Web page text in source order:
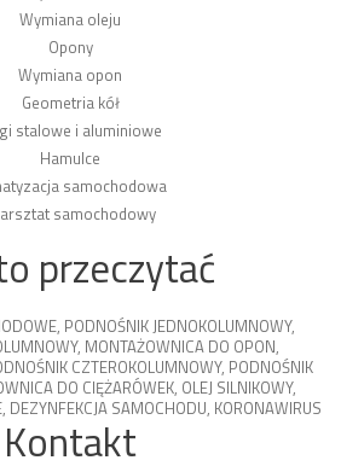
Wymiana oleju
Opony
Wymiana opon
Geometria kół
stalowe i aluminiowe
Hamulce
samochodowa
samochodowy
przeczytać
, PODNOŚNIK JEDNOKOLUMNOWY,
, MONTAŻOWNICA DO OPON,
CZTEROKOLUMNOWY, PODNOŚNIK
DO CIĘŻARÓWEK, OLEJ SILNIKOWY,
, DEZYNFEKCJA SAMOCHODU, KORONAWIRUS
Kontakt